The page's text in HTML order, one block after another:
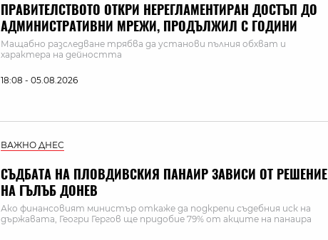
ПРАВИТЕЛСТВОТО ОТКРИ НЕРЕГЛАМЕНТИРАН ДОСТЪП ДО
АДМИНИСТРАТИВНИ МРЕЖИ, ПРОДЪЛЖИЛ С ГОДИНИ
Мащабно разследване трябва да установи пълния обхват и
характера на дейността
18:08 - 05.08.2026
ВАЖНО ДНЕС
СЪДБАТА НА ПЛОВДИВСКИЯ ПАНАИР ЗАВИСИ ОТ РЕШЕНИЕ
НА ГЪЛЪБ ДОНЕВ
Ако финансовият министър откаже да подкрепи съдебния иск на
държавата, Геогри Гергов ще придобие 79% от акците на панаира